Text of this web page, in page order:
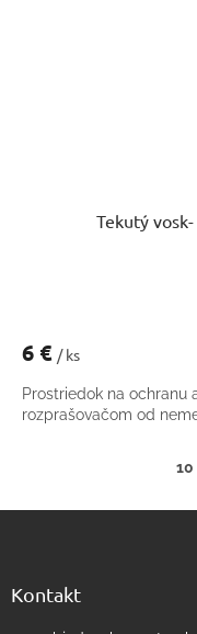
Tekutý
6 € / ks
Prostriedok na ochranu
rozprašovačom od
10
Kontakt